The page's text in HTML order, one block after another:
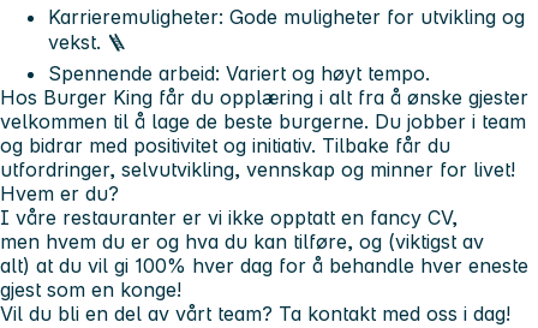
Karrieremuligheter: Gode muligheter for utvikling og
vekst. 🪜
Spennende arbeid: Variert og høyt tempo.
Hos Burger King får du opplæring i alt fra å ønske gjester
velkommen til å lage de beste burgerne. Du jobber i team
og bidrar med positivitet og initiativ. Tilbake får du
utfordringer, selvutvikling, vennskap og minner for livet!
Hvem er du?
I våre restauranter er vi ikke opptatt en fancy CV,
men hvem du er og hva du kan tilføre, og (viktigst av
alt) at du vil gi 100% hver dag for å behandle hver eneste
gjest som en konge!
Vil du bli en del av vårt team? Ta kontakt med oss i dag!